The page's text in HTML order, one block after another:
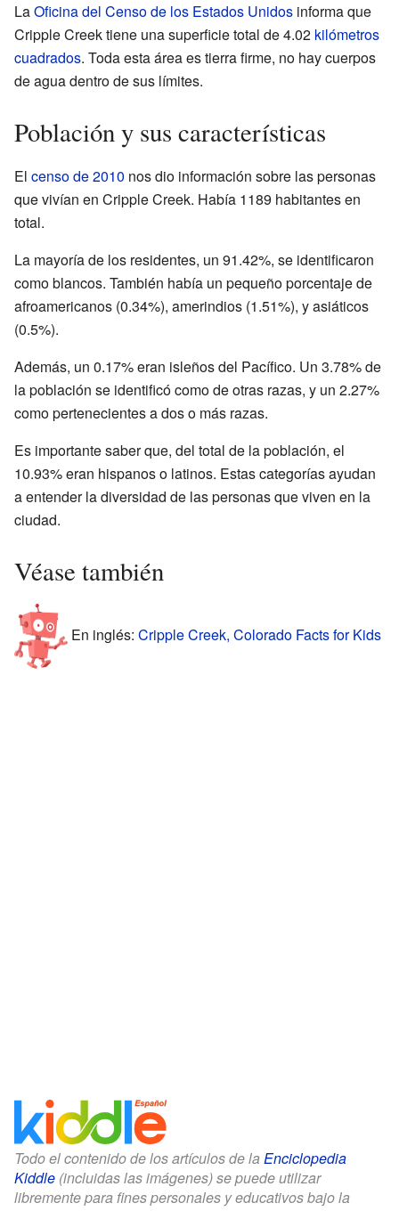
LaOficina del Censo de los Estados Unidos informa que
Cripple Creek tiene una superficie total de 4.02 kilómetros
cuadrados. Toda esta área es tierra firme, no hay cuerpos
de agua dentro de sus límites.
Población y sus características
El censo de 2010 nos dio información sobre las personas
que vivían en Cripple Creek. Había 1189 habitantes en
total.
La mayoría de los residentes, un 91.42%, se identificaron
como blancos. También había un pequeño porcentaje de
afroamericanos (0.34%), amerindios (1.51%), y asiáticos
(0.5%).
Además, un 0.17% eran isleños del Pacífico. Un 3.78% de
la población se identificó como de otras razas, y un 2.27%
como pertenecientes a dos o más razas.
Es importante saber que, del total de la población, el
10.93% eran hispanos o latinos. Estas categorías ayudan
a entender la diversidad de las personas que viven en la
ciudad.
Véase también
En inglés: Cripple Creek, Colorado Facts for Kids
Todo el contenido de los artículos de la Enciclopedia
Kiddle (incluidas las imágenes) se puede utilizar
libremente para fines personales y educativos bajo la